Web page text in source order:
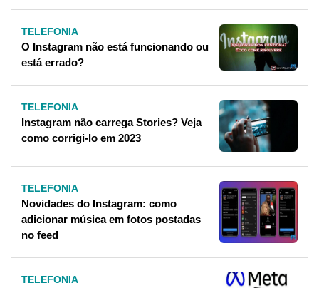
TELEFONIA
O Instagram não está funcionando ou
está errado?
TELEFONIA
Instagram não carrega Stories? Veja
como corrigi-lo em 2023
TELEFONIA
Novidades do Instagram: como
adicionar música em fotos postadas
no feed
TELEFONIA